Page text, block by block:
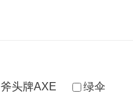
斧头牌AXE 绿伞